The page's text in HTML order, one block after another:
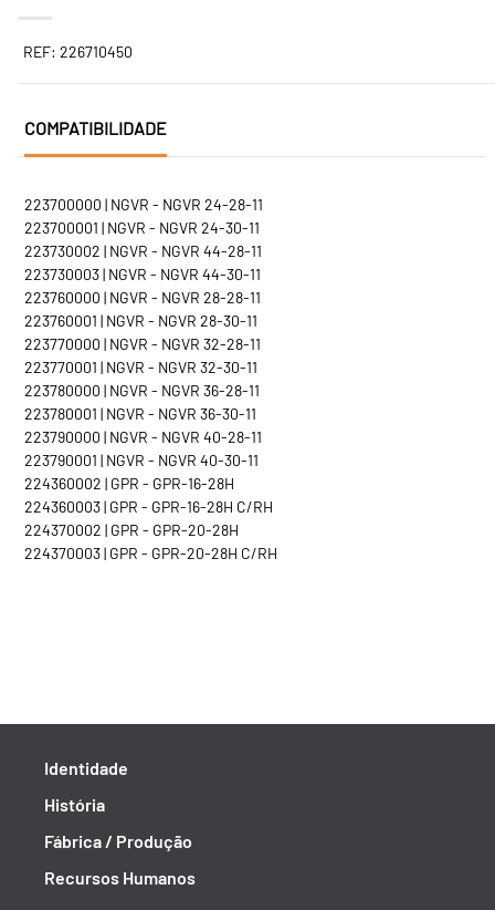
REF: 226710450
COMPATIBILIDADE
223700000 | NGVR - NGVR 24-28-11
223700001 | NGVR - NGVR 24-30-11
223730002 | NGVR - NGVR 44-28-11
223730003 | NGVR - NGVR 44-30-11
223760000 | NGVR - NGVR 28-28-11
223760001 | NGVR - NGVR 28-30-11
223770000 | NGVR - NGVR 32-28-11
223770001 | NGVR - NGVR 32-30-11
223780000 | NGVR - NGVR 36-28-11
223780001 | NGVR - NGVR 36-30-11
223790000 | NGVR - NGVR 40-28-11
223790001 | NGVR - NGVR 40-30-11
224360002 | GPR - GPR-16-28H
224360003 | GPR - GPR-16-28H C/RH
224370002 | GPR - GPR-20-28H
224370003 | GPR - GPR-20-28H C/RH
Identidade
História
Fábrica / Produção
Recursos Humanos